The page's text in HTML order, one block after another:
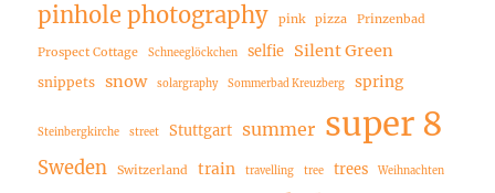
pinhole photography pink pizza Prinzenbad
Prospect Cottage Schneeglöckchen selfie Silent Green
snippets snow solargraphy Sommerbad Kreuzberg spring
Steinbergkirche street Stuttgart summer super 8
Sweden Switzerland train travelling tree trees Weihnachten